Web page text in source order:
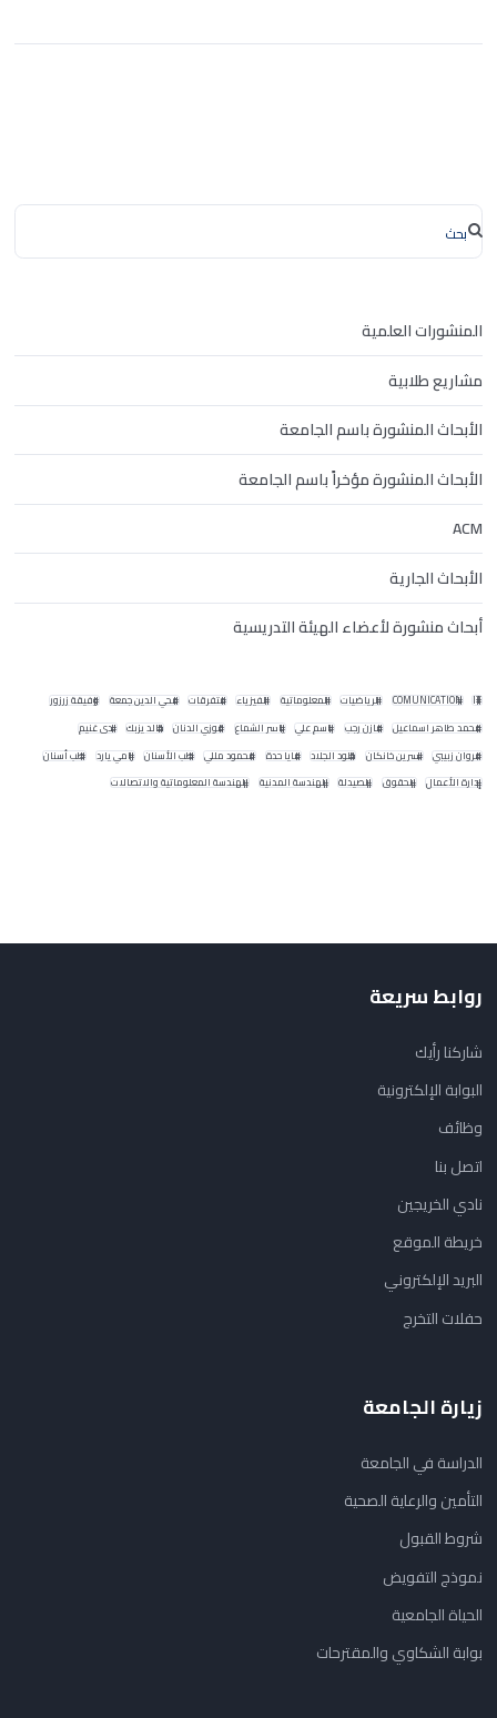
المنشورات العلمية
مشاريع طلابية
الأبحاث المنشورة باسم الجامعة
الأبحاث المنشورة مؤخراً باسم الجامعة
ACM
الأبحاث الجارية
أبحاث منشورة لأعضاء الهيئة التدريسية
IT
COMUNICATION الرياضيات المعلوماتية الفيزياء متفرقات محي الدين جمعة وفيقة زرزور
محمد طاهر اسماعيل مازن رجب باسم علي ياسر الشماع فوزي الدنان خالد يزبك ندى غنيم
مروان زبيبي نسرين خانكان خلود الجلاد مايا حدة محمود مللي طب الأسنان رامي يارد طب أسنان
إدارة الأعمال الحقوق الصيدلة الهندسة المدنية الهندسة المعلوماتية والاتصالات
روابط سريعة
شاركنا رأيك
البوابة الإلكترونية
وظائف
اتصل بنا
نادي الخريجين
خريطة الموقع
البريد الإلكتروني
حفلات التخرج
زيارة الجامعة
الدراسة في الجامعة
التأمين والرعاية الصحية
شروط القبول
نموذج التفويض
الحياة الجامعية
بوابة الشكاوي والمقترحات